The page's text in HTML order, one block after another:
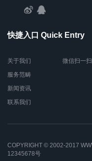
快捷入口 Quick Entry
关于我们
服务范畴
新闻资讯
联系我们
微信扫一扫
COPYRIGHT © 2002-2017
12345678号